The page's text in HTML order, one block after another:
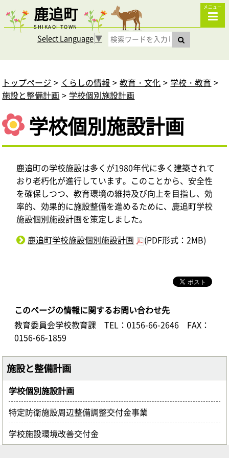
鹿追町
SHIKAOI TOWN
メニュー
Select Language▼
トップページ くらしの情報 教育・文化
学校・教育
施設と整備計画
学校個別施設計画
学校個別施設計画
鹿追町の学校施設は多くが1980年代に多く建築されて
おり老朽化が進行しています。このことから、安全性
を確保しつつ、教育環境の維持及び向上を目指し、効
率的、効果的に施設整備を進めるために、鹿追町学校
施設個別施設計画を策定しました。
鹿追町学校施設個別施設計画
(PDF形式：2MB)
このページの情報に関するお問い合わせ先
教育委員会学校教育課
TEL：0156-66-2646
FAX：
0156-66-1859
施設と整備計画
学校個別施設計画
特定防衛施設周辺整備調整交付金事業
学校施設環境改善交付金